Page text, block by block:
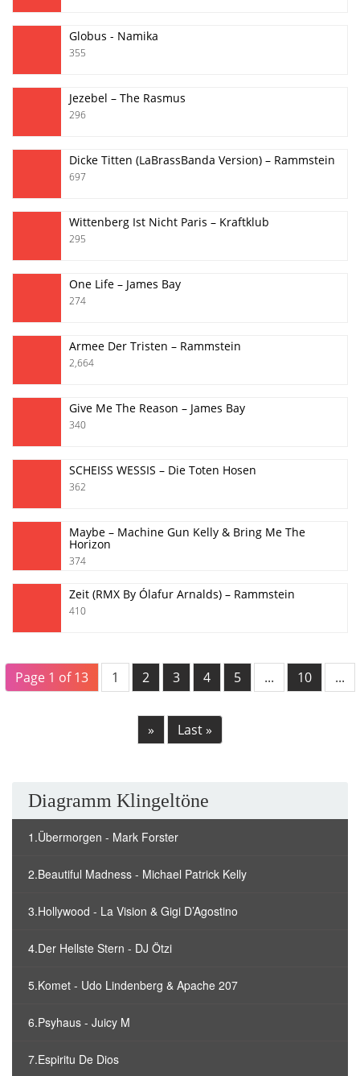
Globus - Namika
355
Jezebel – The Rasmus
296
Dicke Titten (LaBrassBanda Version) – Rammstein
697
Wittenberg Ist Nicht Paris – Kraftklub
295
One Life – James Bay
274
Armee Der Tristen – Rammstein
2,664
Give Me The Reason – James Bay
340
SCHEISS WESSIS – Die Toten Hosen
362
Maybe – Machine Gun Kelly & Bring Me The
Horizon
374
Zeit (RMX By Ólafur Arnalds) – Rammstein
410
Page 1 of 13 1 2 3 4 5 ... 10 ...
» Last »
Diagramm Klingeltöne
1.Übermorgen - Mark Forster
2.Beautiful Madness - Michael Patrick Kelly
3.Hollywood - La Vision & Gigi D’Agostino
4.Der Hellste Stern - DJ Ötzi
5.Komet - Udo Lindenberg & Apache 207
6.Psyhaus - Juicy M
7.Espiritu De Dios